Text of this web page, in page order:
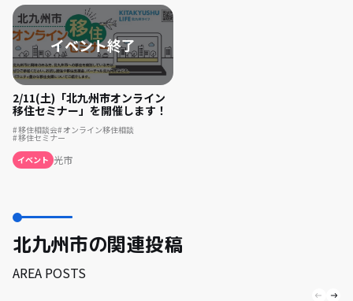
2/11(土)「北九州市オンライン
移住セミナー」を開催します！
移住相談会 オンライン移住相談
移住セミナー
イベント 光市
北九州市の関連投稿
AREA POSTS